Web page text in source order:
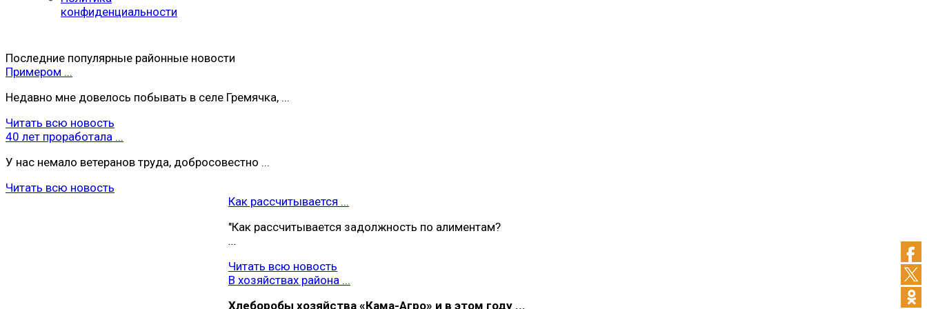
конфиденциальности
Последние популярные районные новости
Примером ...
Недавно мне довелось побывать в селе Гремячка, ...
Читать всю новость
40 лет проработала ...
У нас немало ветеранов труда, добросовестно ...
Читать всю новость
Как рассчитывается ...
"Как рассчитывается задолжность по алиментам?
...
Читать всю новость
В хозяйствах района ...
Хлеборобы хoзяйства «Кама-Агро» и в этом году ...